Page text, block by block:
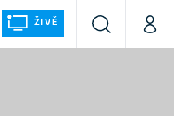
ŽIVĚ
VyhledáváníMůj